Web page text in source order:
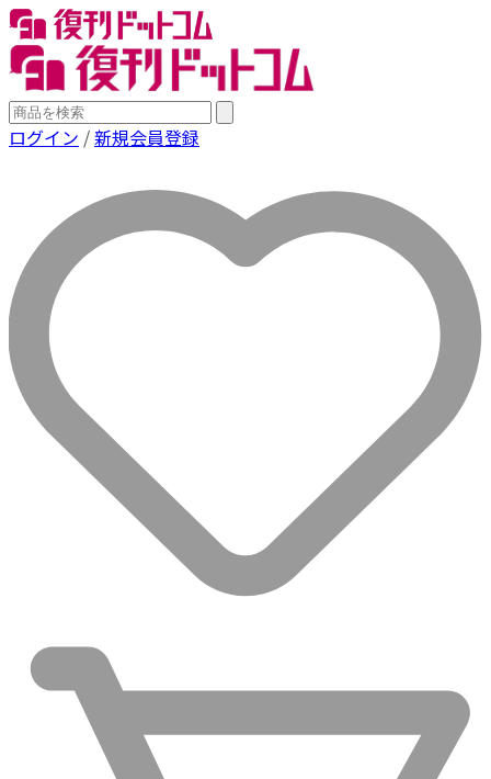
ログイン /新規会員登録